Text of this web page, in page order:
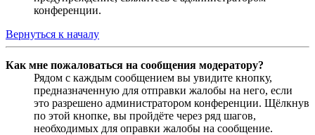
конференции.
Вернуться к началу
Как мне пожаловаться на сообщения модератору?
Рядом с каждым сообщением вы увидите кнопку,
предназначенную для отправки жалобы на него, если
это разрешено администратором конференции. Щёлкнув
по этой кнопке, вы пройдёте через ряд шагов,
необходимых для оправки жалобы на сообщение.